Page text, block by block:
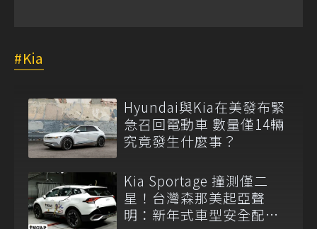
Kia
Hyundai與Kia在美發布緊
急召回電動車 數量僅14輛
究竟發生什麼事？
Kia Sportage 撞測僅二
星！台灣森那美起亞聲
明：新年式車型安全配備